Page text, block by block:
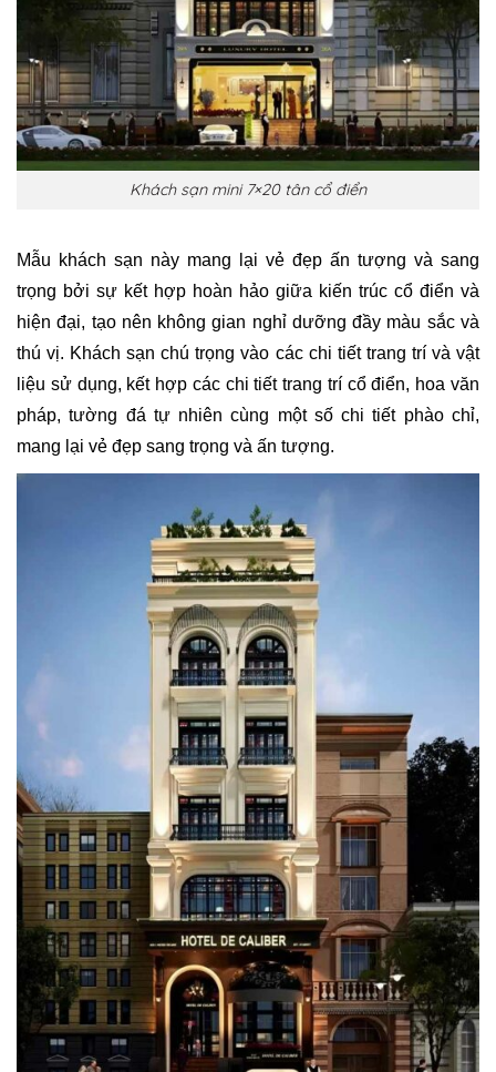
Khách sạn mini 7×20 tân cổ điển
Mẫu khách sạn này mang lại vẻ đẹp ấn tượng và sang
trọng bởi sự kết hợp hoàn hảo giữa kiến trúc cổ điển và
hiện đại, tạo nên không gian nghỉ dưỡng đầy màu sắc và
thú vị. Khách sạn chú trọng vào các chi tiết trang trí và vật
liệu sử dụng, kết hợp các chi tiết trang trí cổ điển, hoa văn
pháp, tường đá tự nhiên cùng một số chi tiết phào chỉ,
mang lại vẻ đẹp sang trọng và ấn tượng.